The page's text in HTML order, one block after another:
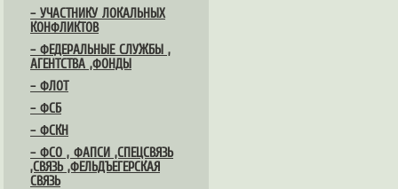
– УЧАСТНИКУ ЛОКАЛЬНЫХ
КОНФЛИКТОВ
– ФЕДЕРАЛЬНЫЕ СЛУЖБЫ ,
АГЕНТСТВА ,ФОНДЫ
– ФЛОТ
– ФСБ
– ФСКН
– ФСО , ФАПСИ ,СПЕЦСВЯЗЬ
,СВЯЗЬ ,ФЕЛЬДЪЕГЕРСКАЯ
СВЯЗЬ